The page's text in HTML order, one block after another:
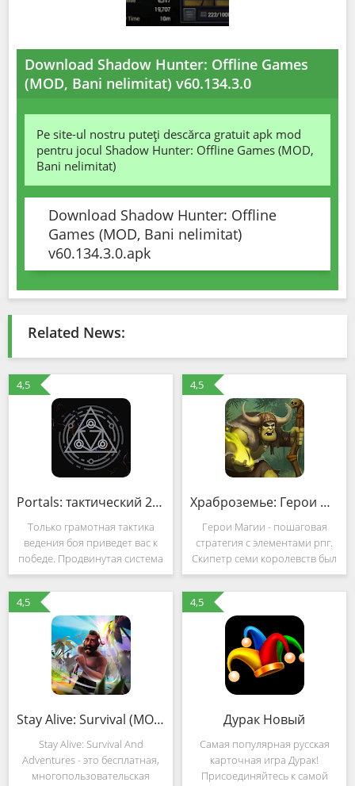
Download Shadow Hunter: Offline Games
(MOD, Bani nelimitat) v60.134.3.0
Pe site-ul nostru puteți descărca gratuit apk mod
pentru jocul Shadow Hunter: Offline Games (MOD,
Bani nelimitat)
Download Shadow Hunter: Offline
Games (MOD, Bani nelimitat)
v60.134.3.0.apk
Related News:
4,5
Portals: тактический 2D шутер (MOD, Totul deblocat)
Только грамотная тактика
ведения боя приведет вас к
победе. Продвинутая система
управления войском "не
выходя из корабля" откроет
перед вами безграничный
спектр возможностей для
реализации
4,5
Храброземье: Герои Магии (MOD, Bani nelimitat)
Герои Магии - пошаговая
стратегия с элементами рпг.
Скипетр семи королевств был
вероломно похищен прямо
из тронного зала. Короли
созвали лучших героев и
объявили любую награду
тому, кто вернет
4,5
Stay Alive: Survival (MOD, Bani nelimitat)
Stay Alive: Survival And
Adventures - это бесплатная,
многопользовательская
4,5
Дурак Новый
Самая популярная русская
карточная игра Дурак!
Присоединяйтесь к самой